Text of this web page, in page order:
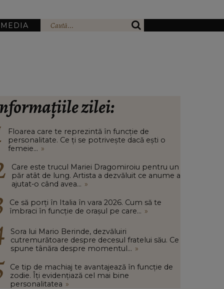
zilei:
Floarea care te reprezintă în funcție de
personalitate. Ce ți se potrivește dacă ești o
femeie... »
Care este trucul Mariei Dragomiroiu pentru un
păr atât de lung. Artista a dezvăluit ce anume a
ajutat-o când avea... »
Ce să porți în Italia în vara 2026. Cum să te
îmbraci în funcție de orașul pe care... »
Sora lui Mario Berinde, dezvăluiri
cutremurătoare despre decesul fratelui său. Ce
spune tânăra despre momentul... »
Ce tip de machiaj te avantajează în funcție de
zodie. Îți evidențiază cel mai bine
personalitatea »